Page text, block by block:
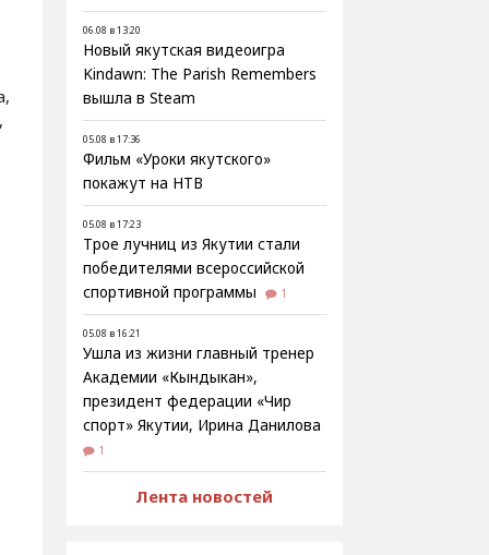
06.08 в 13:20
Новый якутская видеоигра
Kindawn: The Parish Remembers
вышла в Steam
05.08 в 17:36
Фильм «Уроки якутского»
покажут на НТВ
05.08 в 17:23
Трое лучниц из Якутии стали
победителями всероссийской
спортивной программы
1
05.08 в 16:21
Ушла из жизни главный тренер
Академии «Кындыкан»,
президент федерации «Чир
спорт» Якутии, Ирина Данилова
1
Лента новостей